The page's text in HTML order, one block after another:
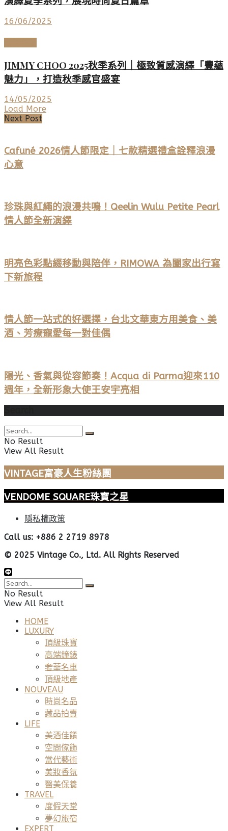
16/06/2025
JIMMY CHOO 2025秋季系列｜極致質感演繹「豐蘊
魅力」，打造秋季感官盛宴
14/05/2025
Load More
Next Post
Cafuné 2026情人節限定｜七款精選禮盒詮釋浪漫
心意
珍珠與紅繩的浪漫共鳴！Qeelin Wulu Petite Pearl
情人節全新演繹
明亮色彩點綴移動與陪伴，RIMOWA 為闔家出行寫
下新旅程
情人節一站式的好選擇，台北文華東方用美食、美
酒、芳療寵愛每一對佳偶
陽光、香氣與從容節奏！Acqua di Parma迎來110
週年，全新形象大使王安宇亮相
No Result
View All Result
VINTAGE富豪人生粉絲團
VENDOME SQUARE珠寶之星
隱私權政策
Call us: +886 2 2719 8978
© 2025 Vintage Co., Ltd. All Rights Reserved
No Result
View All Result
HOME
LUXURY
頂級珠寶
高端鐘錶
奢華名車
頂級地產
NOUVEAU
時尚名品
藏品拍賣
LIFE
美酒佳餚
空間傢飾
當代藝術
美妝香氛
醫美保養
TRAVEL
度假天堂
夢幻旅宿
EXPERT